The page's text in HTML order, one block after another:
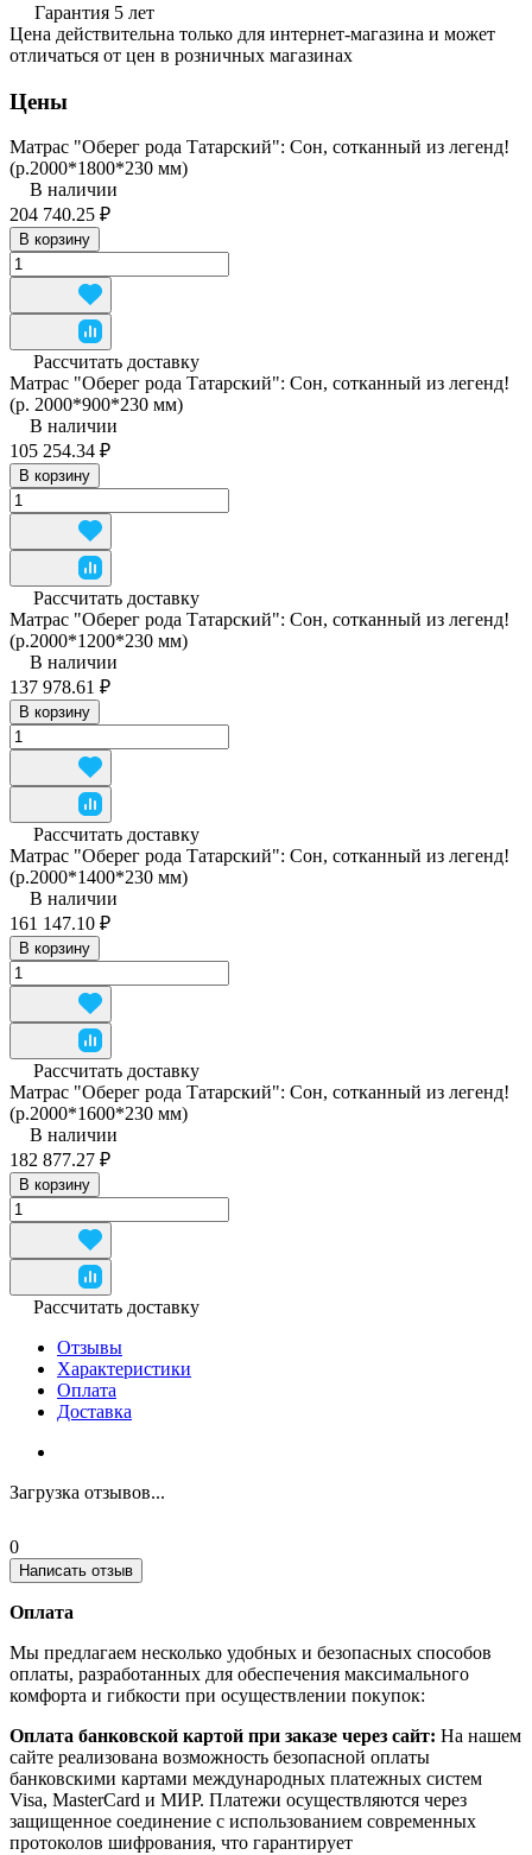
Гарантия 5 лет
Цена действительна только для интернет-магазина и может
отличаться от цен в розничных магазинах
Цены
Матрас "Оберег рода Татарский": Сон, сотканный из легенд!
(р.2000*1800*230 мм)
В наличии
204 740.25 ₽
В корзину
Рассчитать доставку
Матрас "Оберег рода Татарский": Сон, сотканный из легенд!
(р. 2000*900*230 мм)
В наличии
105 254.34 ₽
В корзину
Рассчитать доставку
Матрас "Оберег рода Татарский": Сон, сотканный из легенд!
(р.2000*1200*230 мм)
В наличии
137 978.61 ₽
В корзину
Рассчитать доставку
Матрас "Оберег рода Татарский": Сон, сотканный из легенд!
(р.2000*1400*230 мм)
В наличии
161 147.10 ₽
В корзину
Рассчитать доставку
Матрас "Оберег рода Татарский": Сон, сотканный из легенд!
(р.2000*1600*230 мм)
В наличии
182 877.27 ₽
В корзину
Рассчитать доставку
Отзывы
Характеристики
Оплата
Доставка
Загрузка отзывов...
0
Написать отзыв
Оплата
Мы предлагаем несколько удобных и безопасных способов
оплаты, разработанных для обеспечения максимального
комфорта и гибкости при осуществлении покупок:
Оплата банковской картой при заказе через сайт: На нашем
сайте реализована возможность безопасной оплаты
банковскими картами международных платежных систем
Visa, MasterCard и МИР. Платежи осуществляются через
защищенное соединение с использованием современных
протоколов шифрования, что гарантирует